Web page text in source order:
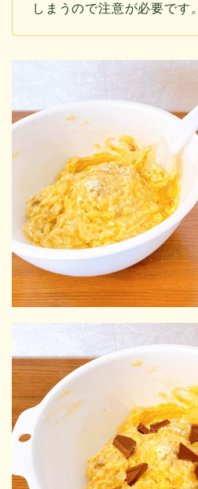
しまうので注意が必要です。